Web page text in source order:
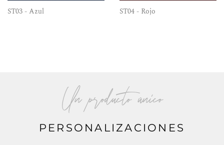
ST03 - Azul ST04 - Rojo
Un producto único
PERSONALIZACIONES